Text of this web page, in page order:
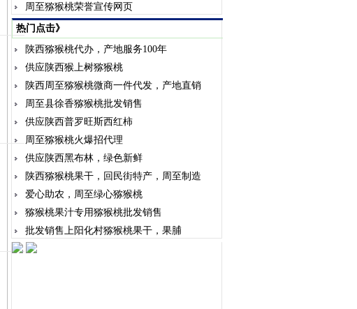
周至猕猴桃荣誉宣传网页
热门点击》
陕西猕猴桃代办，产地服务100年
供应陕西猴上树猕猴桃
陕西周至猕猴桃微商一件代发，产地直销
周至县徐香猕猴桃批发销售
供应陕西普罗旺斯西红柿
周至猕猴桃火爆招代理
供应陕西黑布林，绿色新鲜
陕西猕猴桃果干，回民街特产，周至制造
爱心助农，周至绿心猕猴桃
猕猴桃果汁专用猕猴桃批发销售
批发销售上阳化村猕猴桃果干，果脯